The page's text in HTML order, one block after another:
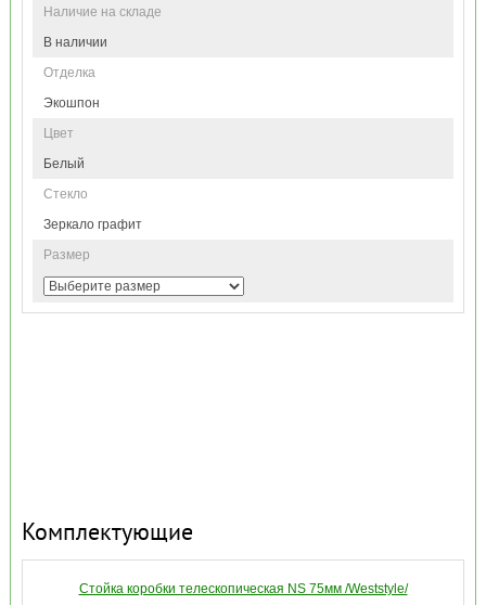
Наличие на складе
В наличии
Отделка
Экошпон
Цвет
Белый
Стекло
Зеркало графит
Размер
Комплектующие
Стойка коробки телескопическая NS 75мм /Weststyle/